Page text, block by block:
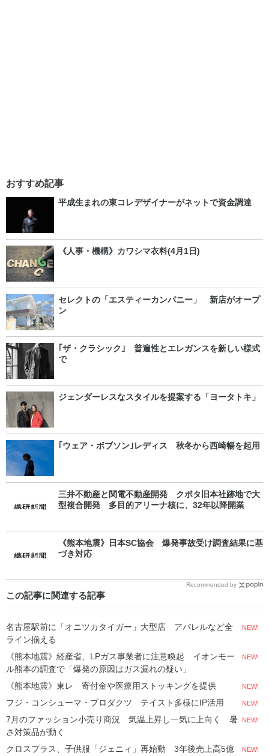
おすすめ記事
平成生まれの東コレデザイナーがネットで資金調達
《人事・機構》カワシマ衣料(4月1日)
セレクトの「エスティーカンパニー」 新店がオープ
ン
｢ザ・クラシック｣ 普遍性とエレガンスを新しい様式
で
ジェンダーレスなスタイルを提案する「ヨータトキ」
｢ウェア・ボブソン｣レディス 秋冬から西崎暢を起用
三井不動産と関電不動産開発 クボタ旧本社跡地で大
型複合開発 多目的アリーナ核に、32年以降開業
《熊本地震》日本SC協会 爆発事故受け調査結果に基
づき対応
Recommended by
この記事に関連する記事
名古屋駅前に「オニツカタイガー」大型店 アパレルなど全
ライン揃える
NEW!
《熊本地震》経産省、LPガス事業者に注意喚起 イオンモー
ル熊本の調査で「爆発の原因はガス漏れの疑い」
NEW!
《熊本地震》東レ 寄付金や医療用ストッキングを提供 NEW!
フジ・コンシューマ・プロダクツ テイスト多様にIP活用 NEW!
7月のファッション小売り商況 気温上昇し一気に上向く 暑
さ対策品が動く
NEW!
クロスプラス、子供服「ジェニィ」再始動 3年後売上高5億
NEW!